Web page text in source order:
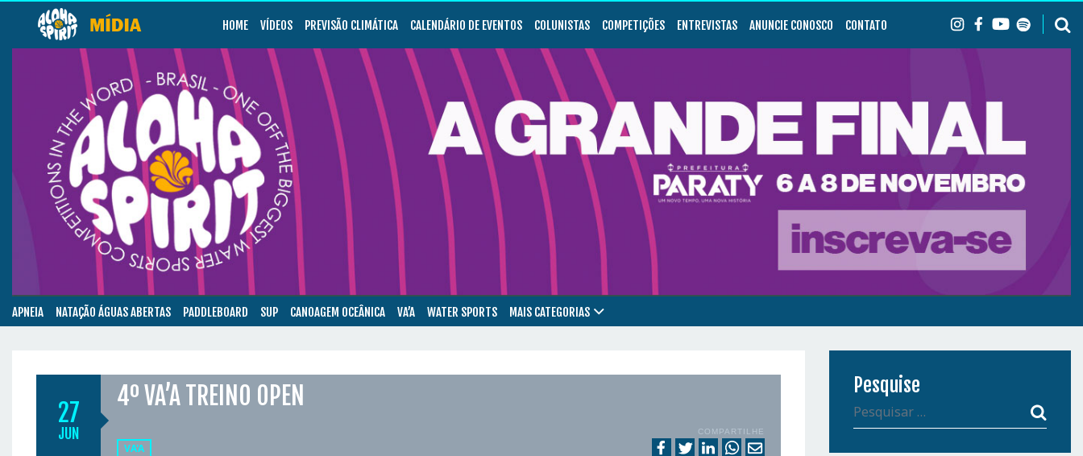
HOME VÍDEOS PREVISÃO CLIMÁTICA CALENDÁRIO DE EVENTOS COLUNISTAS COMPETIÇÕES ENTREVISTAS ANUNCIE CONOSCO CONTATO
APNEIA NATAÇÃO ÁGUAS ABERTAS PADDLEBOARD SUP CANOAGEM OCEÂNICA VA’A WATER SPORTS MAIS CATEGORIAS
27
JUN
4º VA’A TREINO OPEN
VA'A
COMPARTILHE
Pesquise